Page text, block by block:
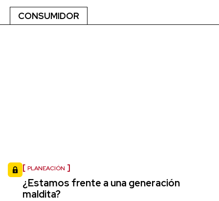
CONSUMIDOR
PLANEACIÓN
¿Estamos frente a una generación
maldita?